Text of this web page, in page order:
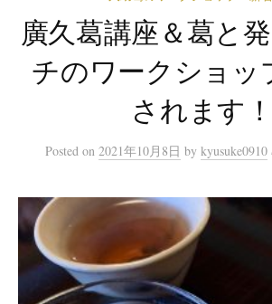
廣久葛講座＆葛と
チのワークショッ
されます！
Posted on 2021年10月8日 by kyusuke0910